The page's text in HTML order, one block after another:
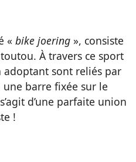
« bike joering », consiste
À travers ce sport
adoptant sont reliés par
barre fixée sur le
d’une parfaite union
!